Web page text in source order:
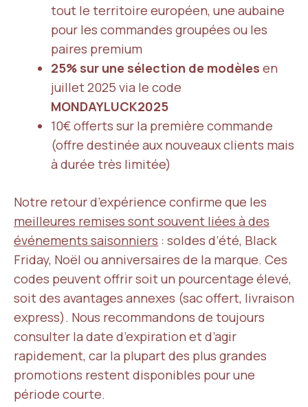
tout le territoire européen, une aubaine
pour les commandes groupées ou les
paires premium
25% sur une sélection de modèles en
juillet 2025 via le code
MONDAYLUCK2025
10€ offerts sur la première commande
(offre destinée aux nouveaux clients mais
à durée très limitée)
Notre retour d’expérience confirme que les
meilleures remises sont souvent liées à des
événements saisonniers : soldes d’été, Black
Friday, Noël ou anniversaires de la marque. Ces
codes peuvent offrir soit un pourcentage élevé,
soit des avantages annexes (sac offert, livraison
express). Nous recommandons de toujours
consulter la date d’expiration et d’agir
rapidement, car la plupart des plus grandes
promotions restent disponibles pour une
période courte.